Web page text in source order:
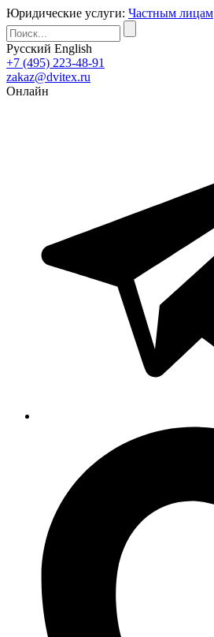
Юридические услуги: Частным лицам
Русский English
+7 (495) 223-48-91
zakaz@dvitex.ru
Онлайн